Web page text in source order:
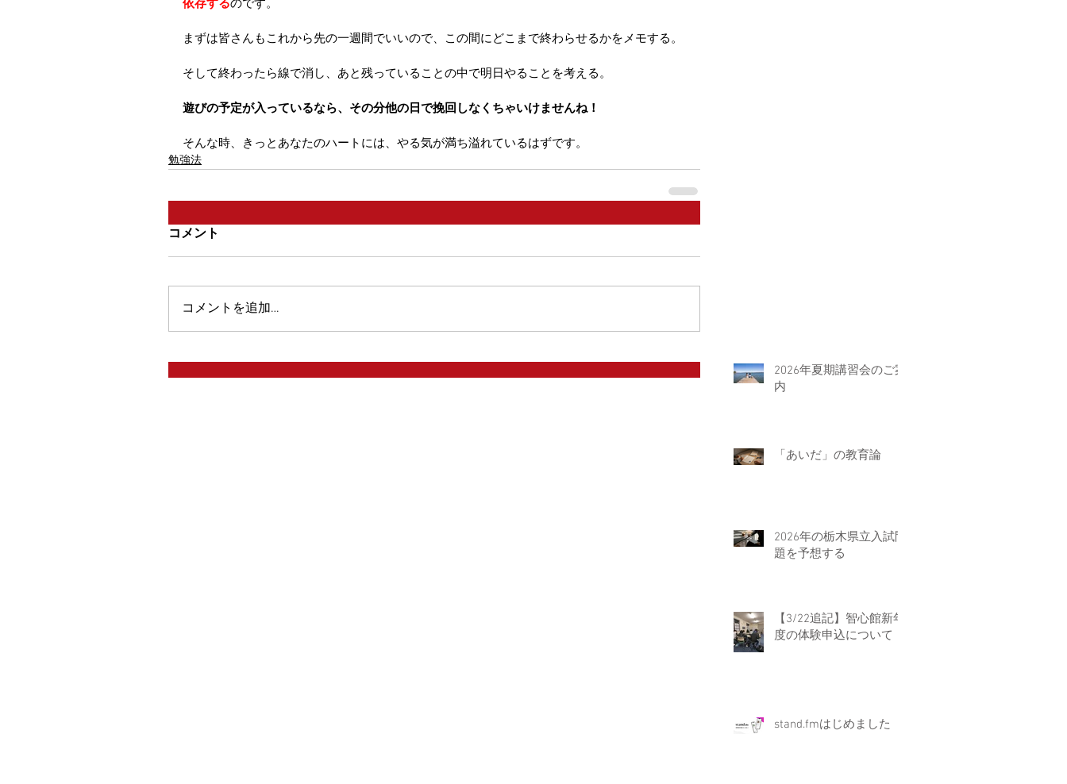
依存するのです。
まずは皆さんもこれから先の一週間でいいので、この間にどこまで終わらせるかをメモする。
そして終わったら線で消し、あと残っていることの中で明日やることを考える。
遊びの予定が入っているなら、その分他の日で挽回しなくちゃいけませんね！
そんな時、きっとあなたのハートには、やる気が満ち溢れているはずです。
勉強法
コメント
コメントを追加…
2026年夏期講習会のご案
内
「あいだ」の教育論
2026年の栃木県立入試問
題を予想する
【3/22追記】智心館新年
度の体験申込について
stand.fmはじめました